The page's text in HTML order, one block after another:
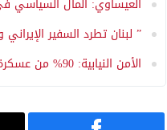
” لبنان تطرد السفير
الأمن النيابية: 90% من عسكرة المدن انتهت في 2025